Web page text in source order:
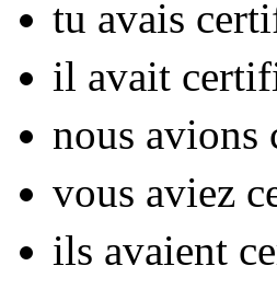
tu avais
il avait
nous avions
vous aviez
ils avaient